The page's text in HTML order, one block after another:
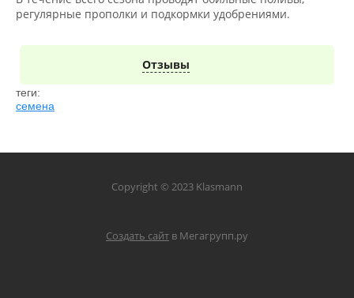
регулярные прополки и подкормки удобрениями.
Отзывы
теги:
семена
Copyright © 2023 Klasmann
Создать сайт в Мегагрупп.ру